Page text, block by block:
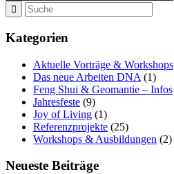
Kategorien
Aktuelle Vorträge & Workshops
Das neue Arbeiten DNA (1)
Feng Shui & Geomantie – Infos
Jahresfeste (9)
Joy of Living (1)
Referenzprojekte (25)
Workshops & Ausbildungen (2)
Neueste Beiträge